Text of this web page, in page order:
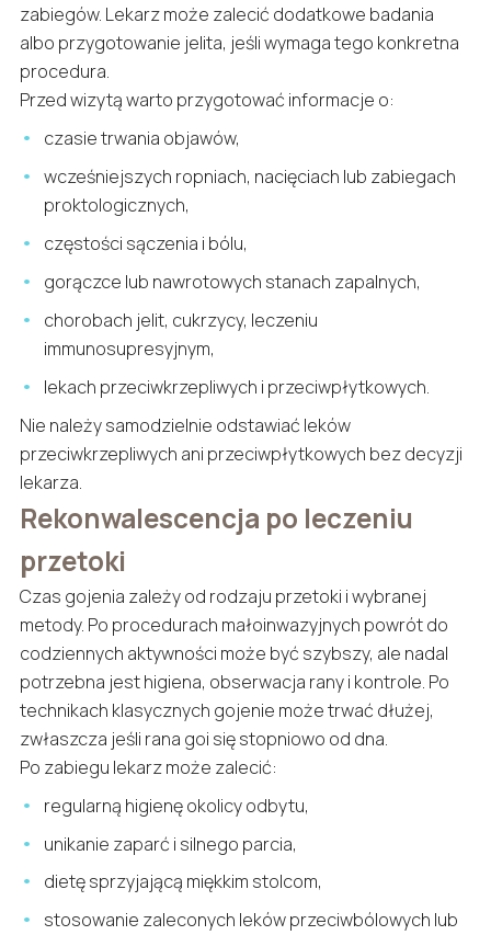
zabiegów. Lekarz może zalecić dodatkowe badania
albo przygotowanie jelita, jeśli wymaga tego konkretna
procedura.
Przed wizytą warto przygotować informacje o:
czasie trwania objawów,
wcześniejszych ropniach, nacięciach lub zabiegach
proktologicznych,
częstości sączenia i bólu,
gorączce lub nawrotowych stanach zapalnych,
chorobach jelit, cukrzycy, leczeniu
immunosupresyjnym,
lekach przeciwkrzepliwych i przeciwpłytkowych.
Nie należy samodzielnie odstawiać leków
przeciwkrzepliwych ani przeciwpłytkowych bez decyzji
lekarza.
Rekonwalescencja po leczeniu
przetoki
Czas gojenia zależy od rodzaju przetoki i wybranej
metody. Po procedurach małoinwazyjnych powrót do
codziennych aktywności może być szybszy, ale nadal
potrzebna jest higiena, obserwacja rany i kontrole. Po
technikach klasycznych gojenie może trwać dłużej,
zwłaszcza jeśli rana goi się stopniowo od dna.
Po zabiegu lekarz może zalecić:
regularną higienę okolicy odbytu,
unikanie zaparć i silnego parcia,
dietę sprzyjającą miękkim stolcom,
stosowanie zaleconych leków przeciwbólowych lub